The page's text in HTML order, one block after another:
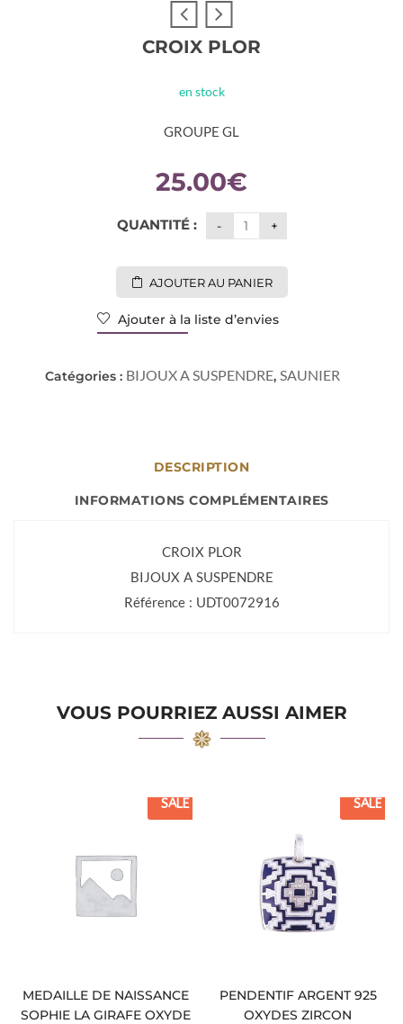
CROIX PLOR
en stock
GROUPE GL
25.00€
QUANTITÉ :
AJOUTER AU PANIER
Ajouter à la liste d’envies
Catégories : BIJOUX A SUSPENDRE, SAUNIER
DESCRIPTION
INFORMATIONS COMPLÉMENTAIRES
CROIX PLOR
BIJOUX A SUSPENDRE
Référence : UDT0072916
VOUS POURRIEZ AUSSI AIMER
SALE
MEDAILLE DE NAISSANCE
SOPHIE LA GIRAFE OXYDE
SALE
PENDENTIF ARGENT 925
OXYDES ZIRCON